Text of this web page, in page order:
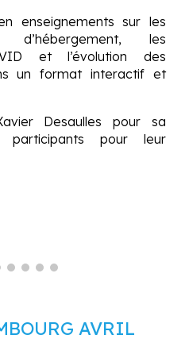
enseignements sur les
d’hébergement, les
et l’évolution des
un format interactif et
Desaulles pour sa
participants pour leur
AVRIL